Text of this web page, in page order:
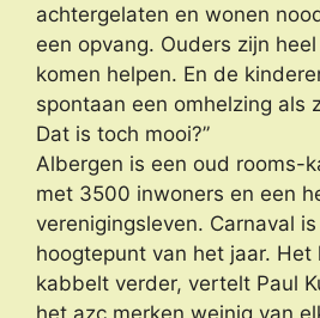
achtergelaten en wonen
een opvang. Ouders zijn
komen helpen. En de
spontaan een omhelzing als
Dat is toch mooi?”
Albergen is een oud rooms-
met 3500 inwoners en een
verenigingsleven. Carnaval
hoogtepunt van het jaar. Het
kabbelt verder, vertelt Paul
het azc merken weinig van